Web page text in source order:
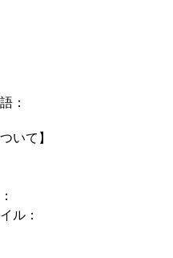
：
いて】
ル：